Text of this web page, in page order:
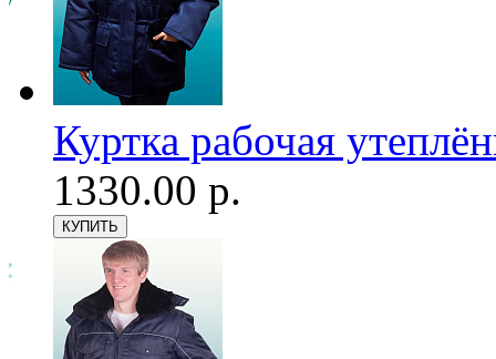
Куртка рабочая
1330.00 р.